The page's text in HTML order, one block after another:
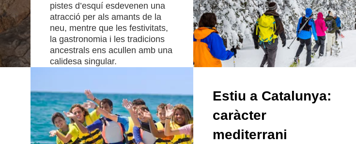
pistes d’esquí esdevenen una
atracció per als amants de la
neu, mentre que les festivitats,
la gastronomia i les tradicions
ancestrals ens acullen amb una
calidesa singular.
Llegir més
Estiu a Catalunya:
caràcter
mediterrani